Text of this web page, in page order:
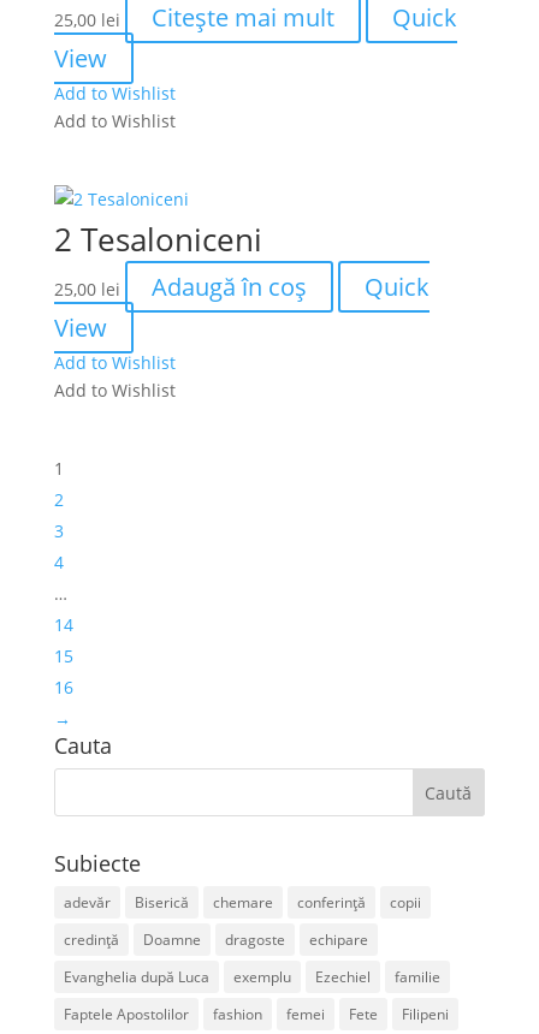
25,00 lei Citește mai mult
Quick
View
Add to Wishlist
Add to Wishlist
2 Tesaloniceni
25,00 lei Adaugă în coș
Quick
View
Add to Wishlist
Add to Wishlist
1
2
3
4
…
14
15
16
→
Cauta
Subiecte
adevăr Biserică chemare conferință
copii
credință
Doamne dragoste
echipare
Evanghelia după Luca
exemplu Ezechiel
familie
Faptele Apostolilor
fashion femei Fete
Filipeni